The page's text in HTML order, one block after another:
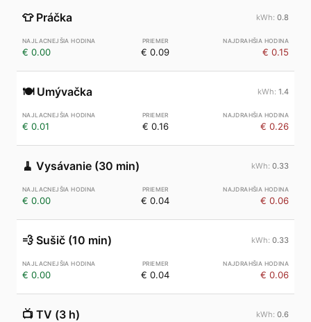
👕 Práčka 0.8
€ 0.00 € 0.09 € 0.15
🍽️ Umývačka 1.4
€ 0.01 € 0.16 € 0.26
🧹 Vysávanie (30 min) 0.33
€ 0.00 € 0.04 € 0.06
💨 Sušič (10 min) 0.33
€ 0.00 € 0.04 € 0.06
📺 TV (3 h) 0.6